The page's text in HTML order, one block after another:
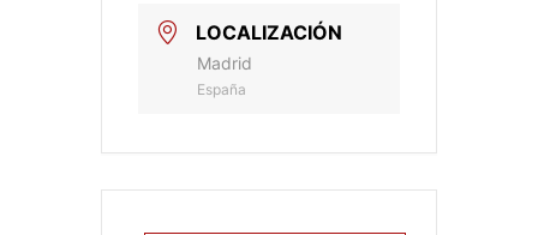
LOCALIZACIÓN
Madrid
España